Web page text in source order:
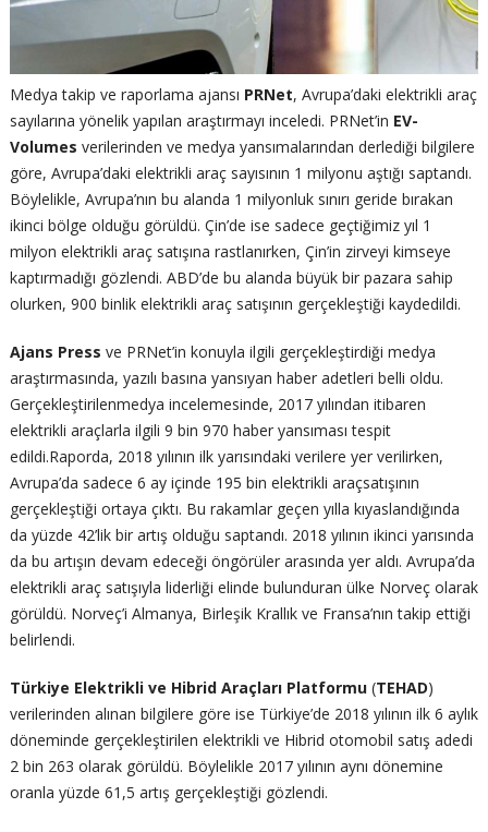
Medya takip ve raporlama ajansı PRNet, Avrupa’daki elektrikli araç
sayılarına yönelik yapılan araştırmayı inceledi. PRNet’in EV-
Volumes verilerinden ve medya yansımalarından derlediği bilgilere
göre, Avrupa’daki elektrikli araç sayısının 1 milyonu aştığı saptandı.
Böylelikle, Avrupa’nın bu alanda 1 milyonluk sınırı geride bırakan
ikinci bölge olduğu görüldü. Çin’de ise sadece geçtiğimiz yıl 1
milyon elektrikli araç satışına rastlanırken, Çin’in zirveyi kimseye
kaptırmadığı gözlendi. ABD’de bu alanda büyük bir pazara sahip
olurken, 900 binlik elektrikli araç satışının gerçekleştiği kaydedildi.
Ajans Press ve PRNet’in konuyla ilgili gerçekleştirdiği medya
araştırmasında, yazılı basına yansıyan haber adetleri belli oldu.
Gerçekleştirilenmedya incelemesinde, 2017 yılından itibaren
elektrikli araçlarla ilgili 9 bin 970 haber yansıması tespit
edildi.Raporda, 2018 yılının ilk yarısındaki verilere yer verilirken,
Avrupa’da sadece 6 ay içinde 195 bin elektrikli araçsatışının
gerçekleştiği ortaya çıktı. Bu rakamlar geçen yılla kıyaslandığında
da yüzde 42’lik bir artış olduğu saptandı. 2018 yılının ikinci yarısında
da bu artışın devam edeceği öngörüler arasında yer aldı. Avrupa’da
elektrikli araç satışıyla liderliği elinde bulunduran ülke Norveç olarak
görüldü. Norveç’i Almanya, Birleşik Krallık ve Fransa’nın takip ettiği
belirlendi.
Türkiye Elektrikli ve Hibrid Araçları Platformu(TEHAD)
verilerinden alınan bilgilere göre ise Türkiye’de 2018 yılının ilk 6 aylık
döneminde gerçekleştirilen elektrikli ve Hibrid otomobil satış adedi
2 bin 263 olarak görüldü. Böylelikle 2017 yılının aynı dönemine
oranla yüzde 61,5 artış gerçekleştiği gözlendi.